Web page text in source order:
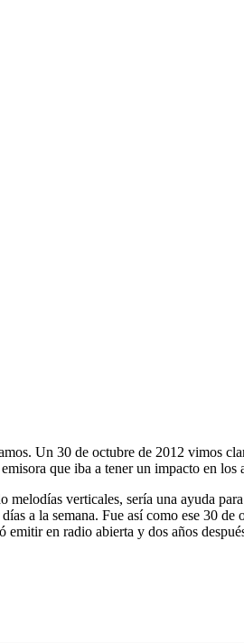
Un 30 de octubre de 2012 vimos
que iba a tener un impacto en los
melodías verticales, sería una ayuda
a la semana. Fue así como ese 30
en radio abierta y dos años